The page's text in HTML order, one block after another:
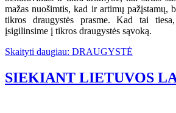
mažas nuošimtis, kad ir artimų pažįstamų,
tikros draugystės prasme. Kad tai
įsigilinsime į tikros draugystės sąvoką.
Skaityti daugiau: DRAUGYSTĖ
SIEKIANT LIETUVOS